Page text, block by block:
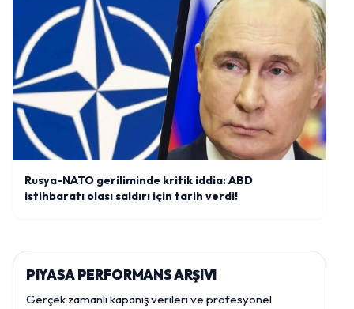
Rusya-NATO geriliminde kritik iddia: ABD
istihbaratı olası saldırı için tarih verdi!
PIYASA PERFORMANS ARŞIVI
Gerçek zamanlı kapanış verileri ve profesyonel